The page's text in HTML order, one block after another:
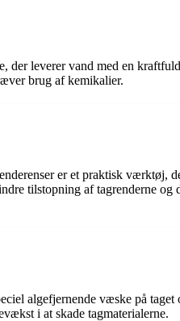
der leverer vand med en
brug af kemikalier.
er et praktisk værktøj,
tilstopning af tagrenderne og
algefjernende væske på
i at skade tagmaterialerne.